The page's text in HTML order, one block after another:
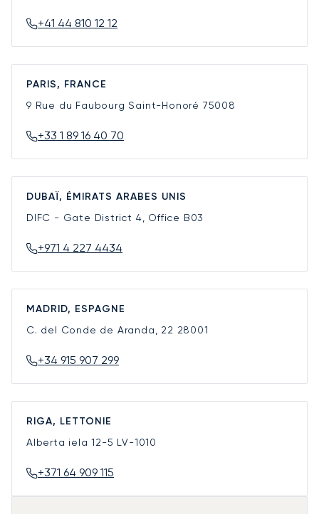
+41 44 810 12 12
PARIS, FRANCE
9 Rue du Faubourg Saint-Honoré 75008
+33 1 89 16 40 70
DUBAÏ, ÉMIRATS ARABES UNIS
DIFC - Gate District 4, Office B03
+971 4 227 4434
MADRID, ESPAGNE
C. del Conde de Aranda, 22 28001
+34 915 907 299
RIGA, LETTONIE
Alberta iela 12-5 LV-1010
+371 64 909 115